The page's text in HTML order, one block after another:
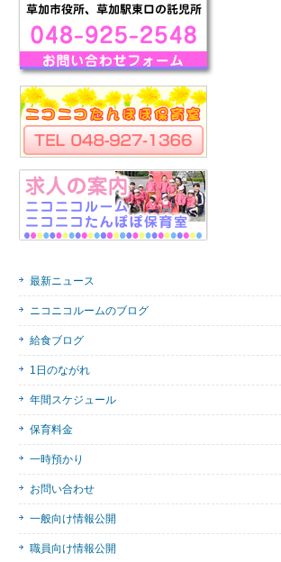
最新ニュース
ニコニコルームのブログ
給食ブログ
1日のながれ
年間スケジュール
保育料金
一時預かり
お問い合わせ
一般向け情報公開
職員向け情報公開